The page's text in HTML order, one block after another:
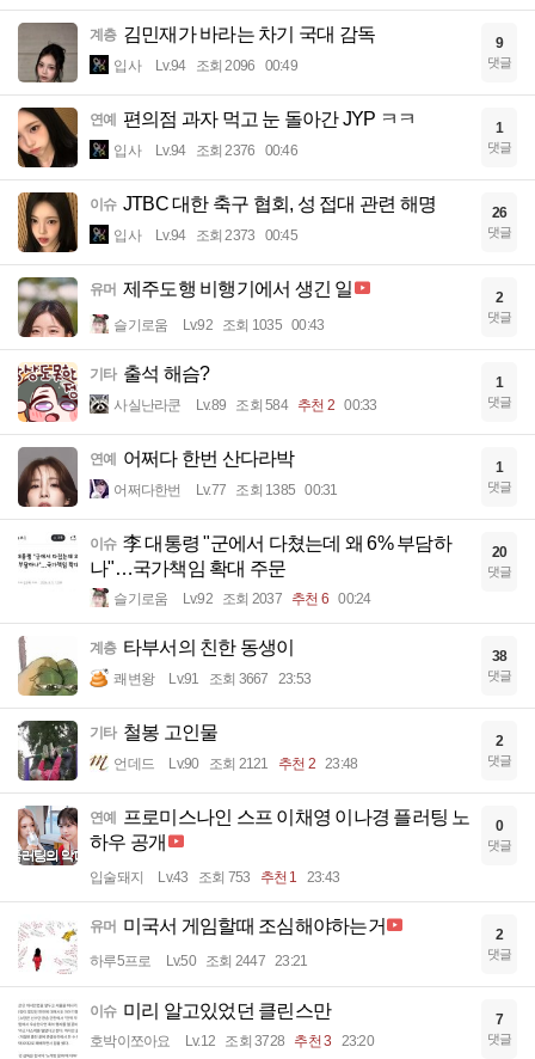
계층 김민재가 바라는 차기 국대 감독
입사 Lv.94 조회 2096 00:49
9
댓글
연예 편의점 과자 먹고 눈 돌아간 JYP ㅋㅋ
입사 Lv.94 조회 2376 00:46
1
댓글
이슈 JTBC 대한 축구 협회, 성 접대 관련 해명
입사 Lv.94 조회 2373 00:45
26
댓글
유머 제주도행 비행기에서 생긴 일
슬기로움 Lv.92 조회 1035 00:43
2
댓글
기타 출석 해슴?
사실난라쿤 Lv.89 조회 584 추천 2 00:33
1
댓글
연예 어쩌다 한번 산다라박
어쩌다한번 Lv.77 조회 1385 00:31
1
댓글
이슈 李 대통령 "군에서 다쳤는데 왜 6% 부담하
나"…국가책임 확대 주문
슬기로움 Lv.92 조회 2037 추천 6 00:24
20
댓글
계층 타부서의 친한 동생이
쾌변왕 Lv.91 조회 3667 23:53
38
댓글
기타 철봉 고인물
언데드 Lv.90 조회 2121 추천 2 23:48
2
댓글
연예
프로미스나인 스프 이채영 이나경 플러팅 노
하우 공개
입술돼지 Lv.43 조회 753 추천 1 23:43
0
댓글
유머 미국서 게임할때 조심해야하는거
하루5프로 Lv.50 조회 2447 23:21
2
댓글
이슈 미리 알고있었던 클린스만
호박이쪼아요 Lv.12 조회 3728 추천 3 23:20
7
댓글